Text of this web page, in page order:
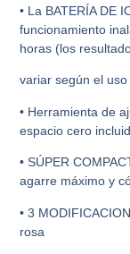
• La BATERÍA DE
funcionamiento
horas (los
variar según el
• Herramienta de
espacio cero
• SÚPER
agarre máximo y
• 3
rosa